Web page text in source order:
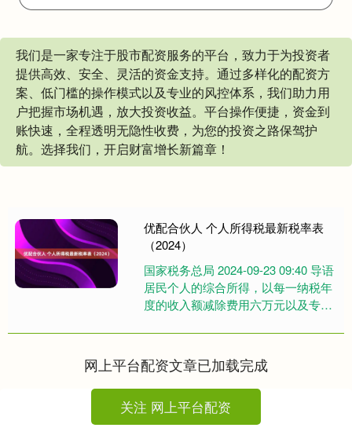
我们是一家专注于股市配资服务的平台，致力于为投资者
提供高效、安全、灵活的资金支持。通过多样化的配资方
案、低门槛的操作模式以及专业的风控体系，我们助力用
户把握市场机遇，放大投资收益。平台操作便捷，资金到
账快速，全程透明无隐性收费，为您的投资之路保驾护
航。选择我们，开启财富增长新篇章！
优配合伙人 个人所得税最新税率表
（2024）
国家税务总局 2024-09-23 09:40 导语
居民个人的综合所得，以每一纳税年
度的收入额减除费用六万元以及专项
他扣除后的....
网上平台配资文章已加载完成
关注 网上平台配资